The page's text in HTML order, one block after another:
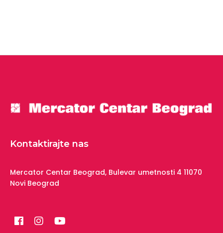
Kontaktirajte nas
Mercator Centar Beograd, Bulevar umetnosti 4 11070
Novi Beograd